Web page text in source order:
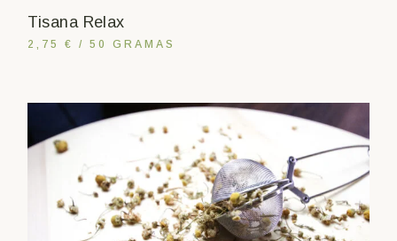
Tisana Relax
2,75 € / 50 GRAMAS